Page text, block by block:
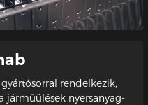
rendelkezik,
járműülések nyersanyag-